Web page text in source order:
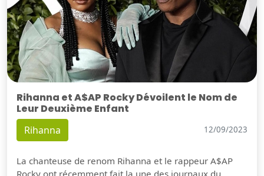
Rihanna et A$AP Rocky Dévoilent le Nom de
Leur Deuxième Enfant
Rihanna 12/09/2023
La chanteuse de renom Rihanna et le rappeur A$AP
Rocky ont récemment fait la une des journaux du